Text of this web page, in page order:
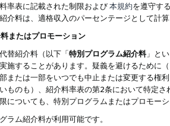
率表に記載された制限および本規約を遵守す
介料は、適格収入のパーセンテージとして計
またはプロモーション
替紹介料（以下「特別プログラム紹介料」と
施することがあります。疑義を避けるために
または一部をいつでも中止または変更する権
ものも）、紹介料率表の第2条において特定
についても、特別プログラムまたはプロモー
ラム紹介料が利用可能です。